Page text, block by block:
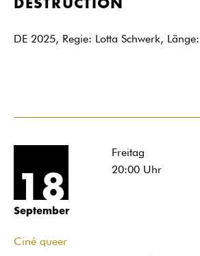
DESTRUCTION
DE 2025, Regie: Lotta Schwerk,
18
September
Freitag
20:00Uhr
Ciné queer